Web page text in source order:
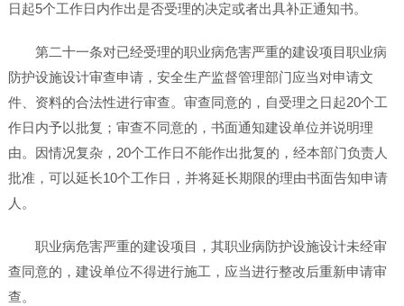
日起5个工作日内作出是否受理的决定或者出具补正通知书。
第二十一条对已经受理的职业病危害严重的建设项目职业病
防护设施设计审查申请，安全生产监督管理部门应当对申请文
件、资料的合法性进行审查。审查同意的，自受理之日起20个工
作日内予以批复；审查不同意的，书面通知建设单位并说明理
由。因情况复杂，20个工作日不能作出批复的，经本部门负责人
批准，可以延长10个工作日，并将延长期限的理由书面告知申请
人。
职业病危害严重的建设项目，其职业病防护设施设计未经审
查同意的，建设单位不得进行施工，应当进行整改后重新申请审
查。